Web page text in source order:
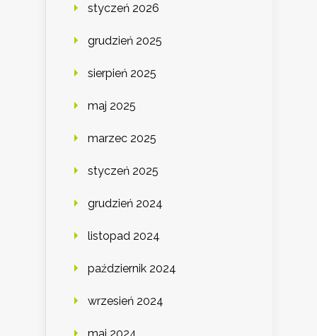
styczeń 2026
grudzień 2025
sierpień 2025
maj 2025
marzec 2025
styczeń 2025
grudzień 2024
listopad 2024
październik 2024
wrzesień 2024
maj 2024